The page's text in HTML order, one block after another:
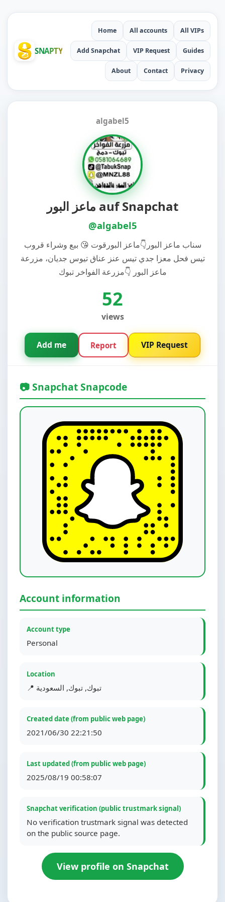
SNAPTY
Home All accounts All VIPs
Add Snapchat VIP Request Guides
About Contact Privacy
algabel5
ماعز البور auf Snapchat
@algabel5
سناب ماعز البور👇ماعز البورقوت 😘 بيع وشراء قروب
تيس فحل معزا جدي تيس عنز عناق تيوس جديان، مزرعة
ماعز البور 👇مزرعة الفواخر تبوك
52
views
Add me Report VIP Request
📷 Snapchat Snapcode
Account information
Account type
Personal
Location
📍 تبوك, تبوك, السعودية
Created date (from public web page)
2021/06/30 22:21:50
Last updated (from public web page)
2025/08/19 00:58:07
Snapchat verification (public trustmark signal)
No verification trustmark signal was detected
on the public source page.
View profile on Snapchat